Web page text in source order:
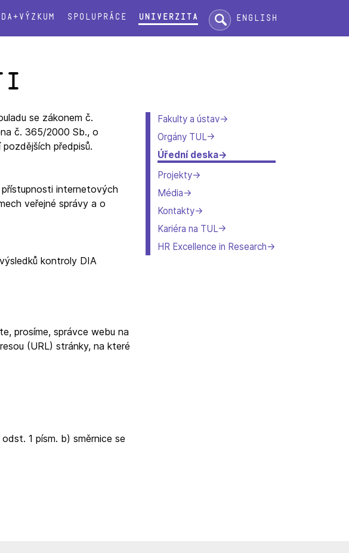
Spolupráce Univerzita Hledat:English
Fakulty a ústav
Orgány TUL
Úřední deska
Projekty
Média
Kontakty
Kariéra na TUL
HR Excellence in Research
se zákonem č.
č. 365/2000 Sb., o
předpisů.
internetových
veřejné správy a o
kontroly DIA
prosíme, správce webu na
(URL) stránky, na které
1 písm. b) směrnice se